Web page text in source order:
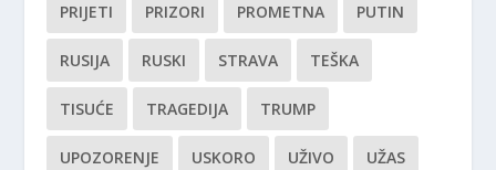
PRIJETI PRIZORI PROMETNA PUTIN
RUSIJA RUSKI STRAVA TEŠKA
TISUĆE TRAGEDIJA TRUMP
UPOZORENJE USKORO UŽIVO UŽAS